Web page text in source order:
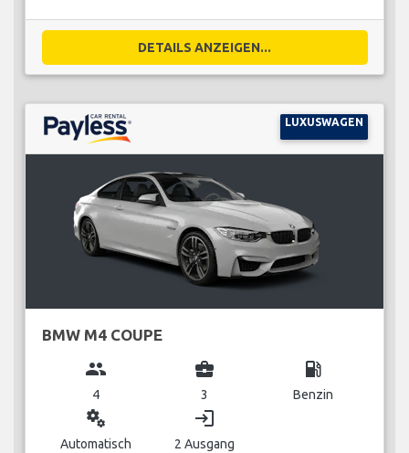
DETAILS ANZEIGEN...
LUXUSWAGEN
BMW M4 COUPE
group
4
business_center
3
local_gas_station
Benzin
miscellaneous_services
Automatisch
login
2 Ausgang